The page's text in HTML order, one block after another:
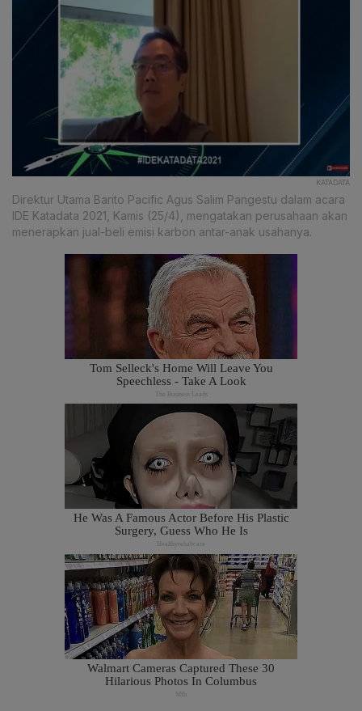
KATADATA
Direktur Utama Barito Pacific Agus Salim Pangestu dalam acara
IDE Katadata 2021, Kamis (25/4), mengatakan perusahaan akan
menerapkan jual-beli emisi karbon antar-anak usahanya.